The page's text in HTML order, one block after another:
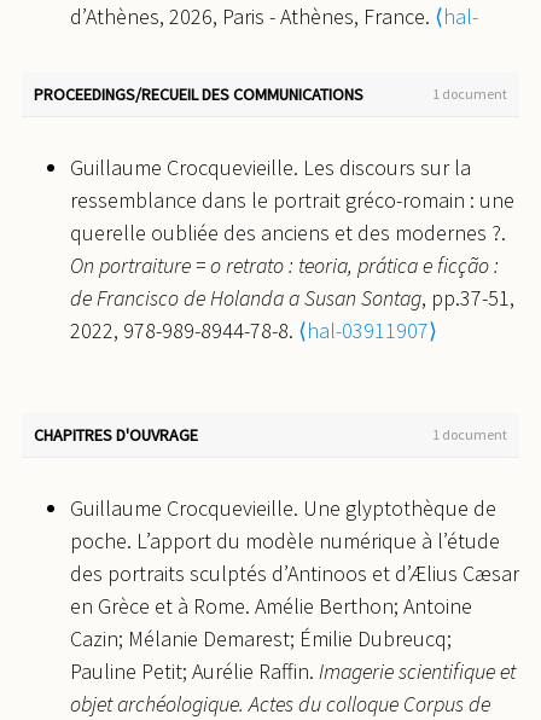
d’Athènes, 2026, Paris - Athènes, France. ⟨hal-
PROCEEDINGS/RECUEIL DES COMMUNICATIONS 1 document
Guillaume Crocquevieille. Les discours sur la
ressemblance dans le portrait gréco-romain : une
querelle oubliée des anciens et des modernes ?.
On portraiture = o retrato : teoria, prática e ficção :
de Francisco de Holanda a Susan Sontag, pp.37-51,
2022, 978-989-8944-78-8. ⟨hal-03911907⟩
CHAPITRES D'OUVRAGE 1 document
Guillaume Crocquevieille. Une glyptothèque de
poche. L’apport du modèle numérique à l’étude
des portraits sculptés d’Antinoos et d’Ælius Cæsar
en Grèce et à Rome. Amélie Berthon; Antoine
Cazin; Mélanie Demarest; Émilie Dubreucq;
Pauline Petit; Aurélie Raffin. Imagerie scientifique et
objet archéologique. Actes du colloque Corpus de